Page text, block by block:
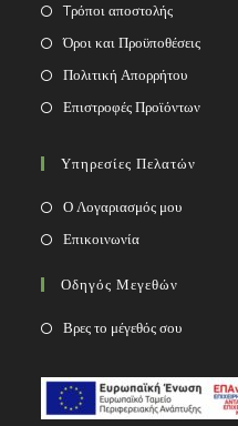
Tρόποι αποστολής
Όροι και Προϋποθέσεις
Πολιτική Απορρήτου
Επιστροφές Προϊόντων
Υπηρεσίες Πελατών
Ο Λογαριασμός μου
Επικοινωνία
Οδηγός Μεγεθών
Βρες το μέγεθός σου